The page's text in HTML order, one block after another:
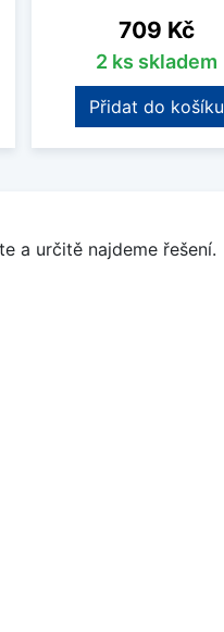
Cena
709 Kč
2 ks skladem
Přidat do košíku
a určitě najdeme řešení.